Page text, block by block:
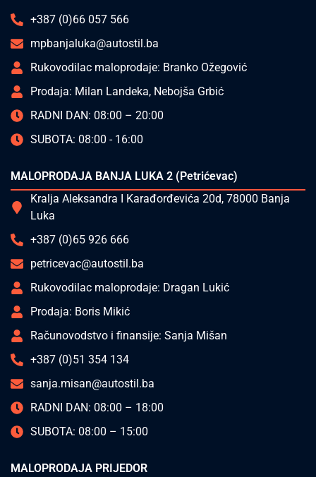
+387 (0)66 057 566
mpbanjaluka@autostil.ba
Rukovodilac maloprodaje: Branko Ožegović
Prodaja: Milan Landeka, Nebojša Grbić
RADNI DAN: 08:00 – 20:00
SUBOTA: 08:00 - 16:00
MALOPRODAJA BANJA LUKA 2 (Petrićevac)
Kralja Aleksandra I Karađorđevića 20d, 78000 Banja
Luka
+387 (0)65 926 666
petricevac@autostil.ba
Rukovodilac maloprodaje: Dragan Lukić
Prodaja: Boris Mikić
Računovodstvo i finansije: Sanja Mišan
+387 (0)51 354 134
sanja.misan@autostil.ba
RADNI DAN: 08:00 – 18:00
SUBOTA: 08:00 – 15:00
MALOPRODAJA PRIJEDOR